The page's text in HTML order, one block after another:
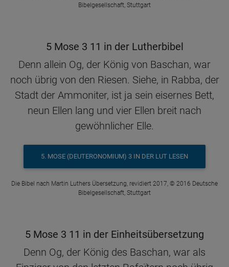
Bibelgesellschaft, Stuttgart
5 Mose 3 11 in der Lutherbibel
Denn allein Og, der König von Baschan, war
noch übrig von den Riesen. Siehe, in Rabba, der
Stadt der Ammoniter, ist ja sein eisernes Bett,
neun Ellen lang und vier Ellen breit nach
gewöhnlicher Elle.
5. MOSE (DEUTERONOMIUM) 3 IN DER LUT LESEN
Die Bibel nach Martin Luthers Übersetzung, revidiert 2017, © 2016 Deutsche
Bibelgesellschaft, Stuttgart
5 Mose 3 11 in der Einheitsübersetzung
Denn Og, der König des Baschan, war als